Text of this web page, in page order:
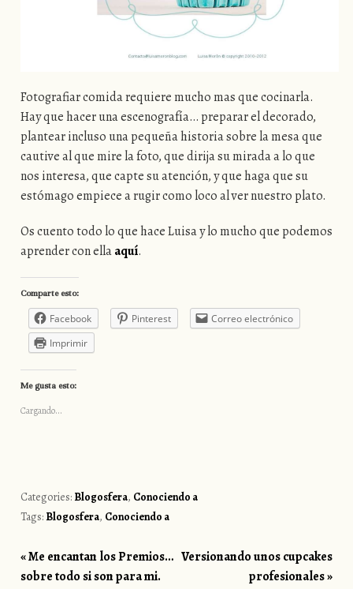
Fotografiar comida requiere mucho mas que cocinarla.
Hay que hacer una escenografía… preparar el decorado,
plantear incluso una pequeña historia sobre la mesa que
cautive al que mire la foto, que dirija su mirada a lo que
nos interesa, que capte su atención, y que haga que su
estómago empiece a rugir como loco al ver nuestro plato.
Os cuento todo lo que hace Luisa y lo mucho que podemos
aprender con ellaaquí.
Comparte esto:
Facebook Pinterest
Correo electrónico
Imprimir
Me gusta esto:
Cargando...
Categories: Blogosfera, Conociendo a
Tags: Blogosfera, Conociendo a
Post navigation
«Me encantan los Premios…
sobre todo si son para mi.
Versionando unos cupcakes
profesionales»